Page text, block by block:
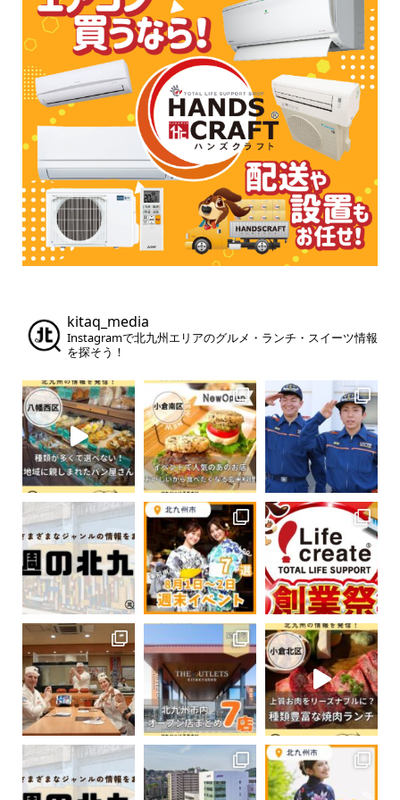
kitaq_media
Instagramで北九州エリアのグルメ・ランチ・スイーツ情報
を探そう！